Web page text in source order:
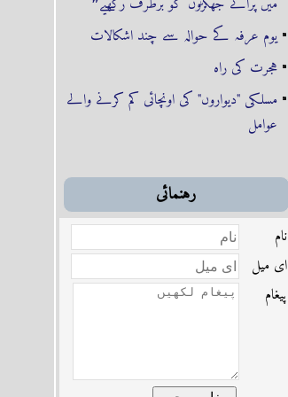
یوم عرفہ کے حوالہ سے چند اشکالات
ہجرت کی راہ
مسلکی "دیواروں" کی اونچائی کم کرنے والے
عوامل
رہنمائى
نام
اى ميل
پیغام